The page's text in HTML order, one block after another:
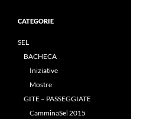
CATEGORIE
SEL
BACHECA
Iniziative
Mostre
GITE – PASSEGGIATE
CamminaSel 2015